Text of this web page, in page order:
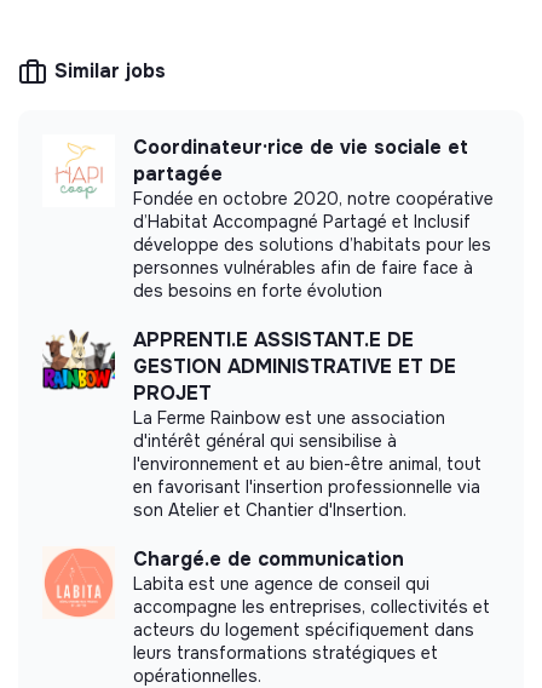
More information
Website
Unknown
< 15 persons
Ecology
Impact study
Anyama did not yet communicate its impact
measurement.
Labels and certifications
This structure did not communicate to us the
labels or certifications that it was able to obtain.
Similar jobs
Coordinateur·rice de vie sociale et
partagée
Fondée en octobre 2020, notre coopérative
d’Habitat Accompagné Partagé et Inclusif
développe des solutions d’habitats pour les
personnes vulnérables afin de faire face à
des besoins en forte évolution
APPRENTI.E ASSISTANT.E DE
GESTION ADMINISTRATIVE ET DE
PROJET
La Ferme Rainbow est une association
d'intérêt général qui sensibilise à
l'environnement et au bien-être animal, tout
en favorisant l'insertion professionnelle via
son Atelier et Chantier d'Insertion.
Chargé.e de communication
Labita est une agence de conseil qui
accompagne les entreprises, collectivités et
acteurs du logement spécifiquement dans
leurs transformations stratégiques et
opérationnelles.